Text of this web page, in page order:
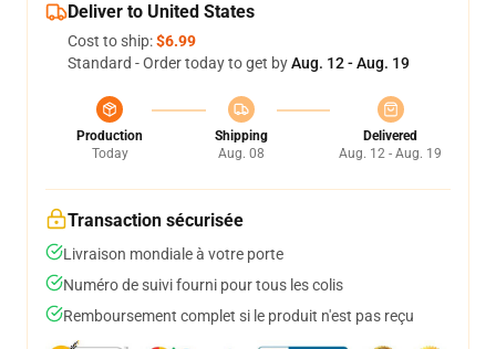
Deliver to United States
Cost to ship:$6.99
Standard - Order today to get byAug. 12 - Aug. 19
Production
Today
Shipping
Aug. 08
Delivered
Aug. 12 - Aug. 19
Transaction sécurisée
Livraison mondiale à votre porte
Numéro de suivi fourni pour tous les colis
Remboursement complet si le produit n'est pas reçu